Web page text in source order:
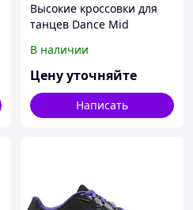
Высокие кроссовки для
танцев Dance Mid
В наличии
Цену уточняйте
Написать